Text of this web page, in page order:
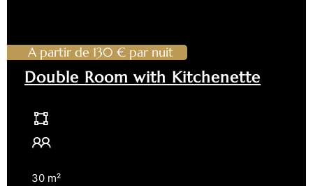
A partir de 130 € par nuit
Double Room with Kitchenette
30 m²